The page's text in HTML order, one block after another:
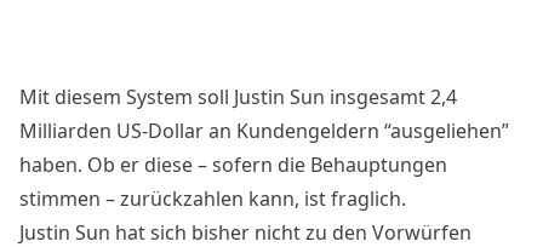
Mit diesem System soll Justin Sun insgesamt 2,4
Milliarden US-Dollar an Kundengeldern “ausgeliehen”
haben. Ob er diese – sofern die Behauptungen
stimmen – zurückzahlen kann, ist fraglich.
Justin Sun hat sich bisher nicht zu den Vorwürfen